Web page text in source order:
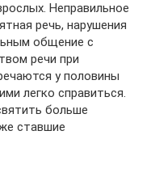
Неправильное
речь, нарушения
общение с
речи при
у половины
легко справиться.
больше
ставшие